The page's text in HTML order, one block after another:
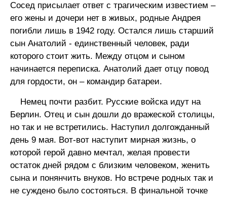
Сосед присылает ответ с трагическим известием –
его жены и дочери нет в живых, родные Андрея
погибли лишь в 1942 году. Остался лишь старший
сын Анатолий - единственный человек, ради
которого стоит жить. Между отцом и сыном
начинается переписка. Анатолий дает отцу повод
для гордости, он – командир батареи.
Немец почти разбит. Русские войска идут на
Берлин. Отец и сын дошли до вражеской столицы,
но так и не встретились. Наступил долгожданный
день 9 мая. Вот-вот наступит мирная жизнь, о
которой герой давно мечтал, желая провести
остаток дней рядом с близким человеком, женить
сына и понянчить внуков. Но встрече родных так и
не суждено было состояться. В финальной точке